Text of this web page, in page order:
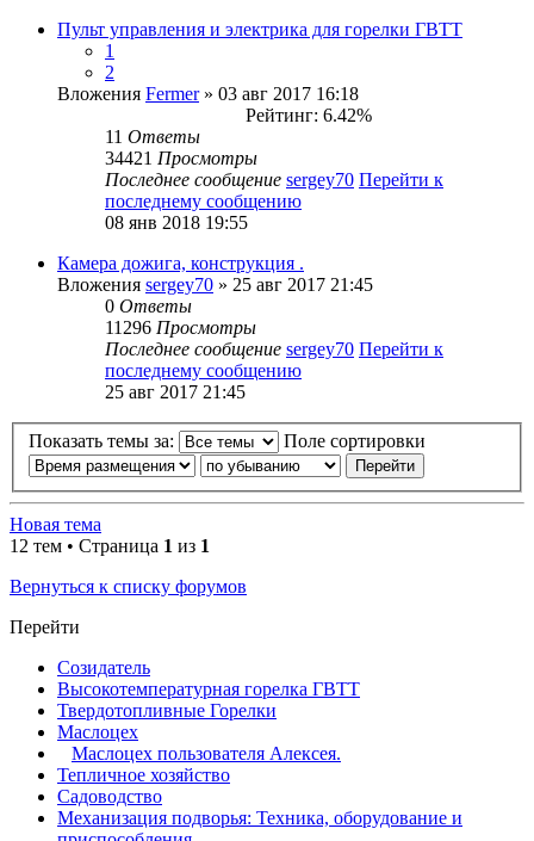
Пульт управления и электрика для горелки ГВТТ
1
2
Вложения Fermer» 03 авг 2017 16:18
Рейтинг: 6.42%
11 Ответы
34421 Просмотры
Последнее сообщение sergey70 Перейти к
последнему сообщению
08 янв 2018 19:55
Камера дожига, конструкция .
Вложения sergey70 » 25 авг 2017 21:45
0 Ответы
11296 Просмотры
Последнее сообщение sergey70 Перейти к
последнему сообщению
25 авг 2017 21:45
Показать темы за: Поле сортировки
Новая тема
12 тем • Страница 1 из 1
Вернуться к списку форумов
Перейти
Созидатель
Высокотемпературная горелка ГВТТ
Твердотопливные Горелки
Маслоцех
Маслоцех пользователя Алексея.
Тепличное хозяйство
Садоводство
Механизация подворья: Техника, оборудование и